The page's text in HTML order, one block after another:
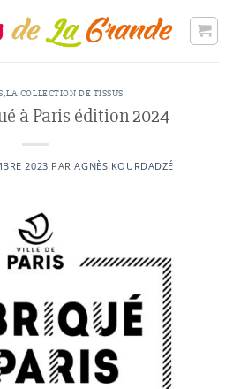
,LA COLLECTION DE TISSUS
à Paris édition 2024
2023 PARAGNÈS KOURDADZÉ